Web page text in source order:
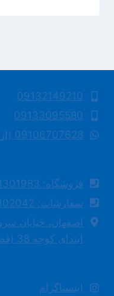
09132149210
09133095580
09106707628 (ارسال فایل در واتساپ)
فروشگاه: 03131301983
سفارشات: 03131302042
اصفهان، خیابان
ابتدای کوچه 38 (قصر)
اینستاگرام